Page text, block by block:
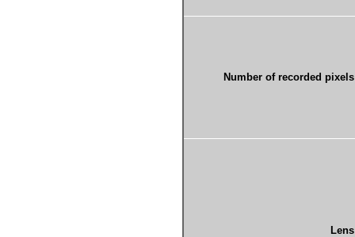
Number of recorded pixels
Lens